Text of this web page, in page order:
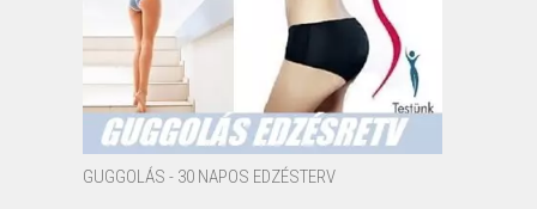
GUGGOLÁS - 30 NAPOS EDZÉSTERV